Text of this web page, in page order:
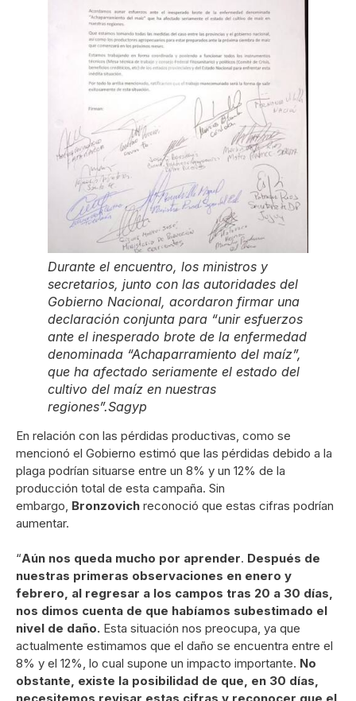
Durante el encuentro, los ministros y
secretarios, junto con las autoridades del
Gobierno Nacional, acordaron firmar una
declaración conjunta para “unir esfuerzos
ante el inesperado brote de la enfermedad
denominada “Achaparramiento del maíz”,
que ha afectado seriamente el estado del
cultivo del maíz en nuestras
regiones”.Sagyp
En relación con las pérdidas productivas, como se
mencionó el Gobierno estimó que las pérdidas debido a la
plaga podrían situarse entre un 8% y un 12% de la
producción total de esta campaña. Sin
embargo, Bronzovich reconoció que estas cifras podrían
aumentar.
“Aún nos queda mucho por aprender. Después de
nuestras primeras observaciones en enero y
febrero, al regresar a los campos tras 20 a 30 días,
nos dimos cuenta de que habíamos subestimado el
nivel de daño. Esta situación nos preocupa, ya que
actualmente estimamos que el daño se encuentra entre el
8% y el 12%, lo cual supone un impacto importante. No
obstante, existe la posibilidad de que, en 30 días,